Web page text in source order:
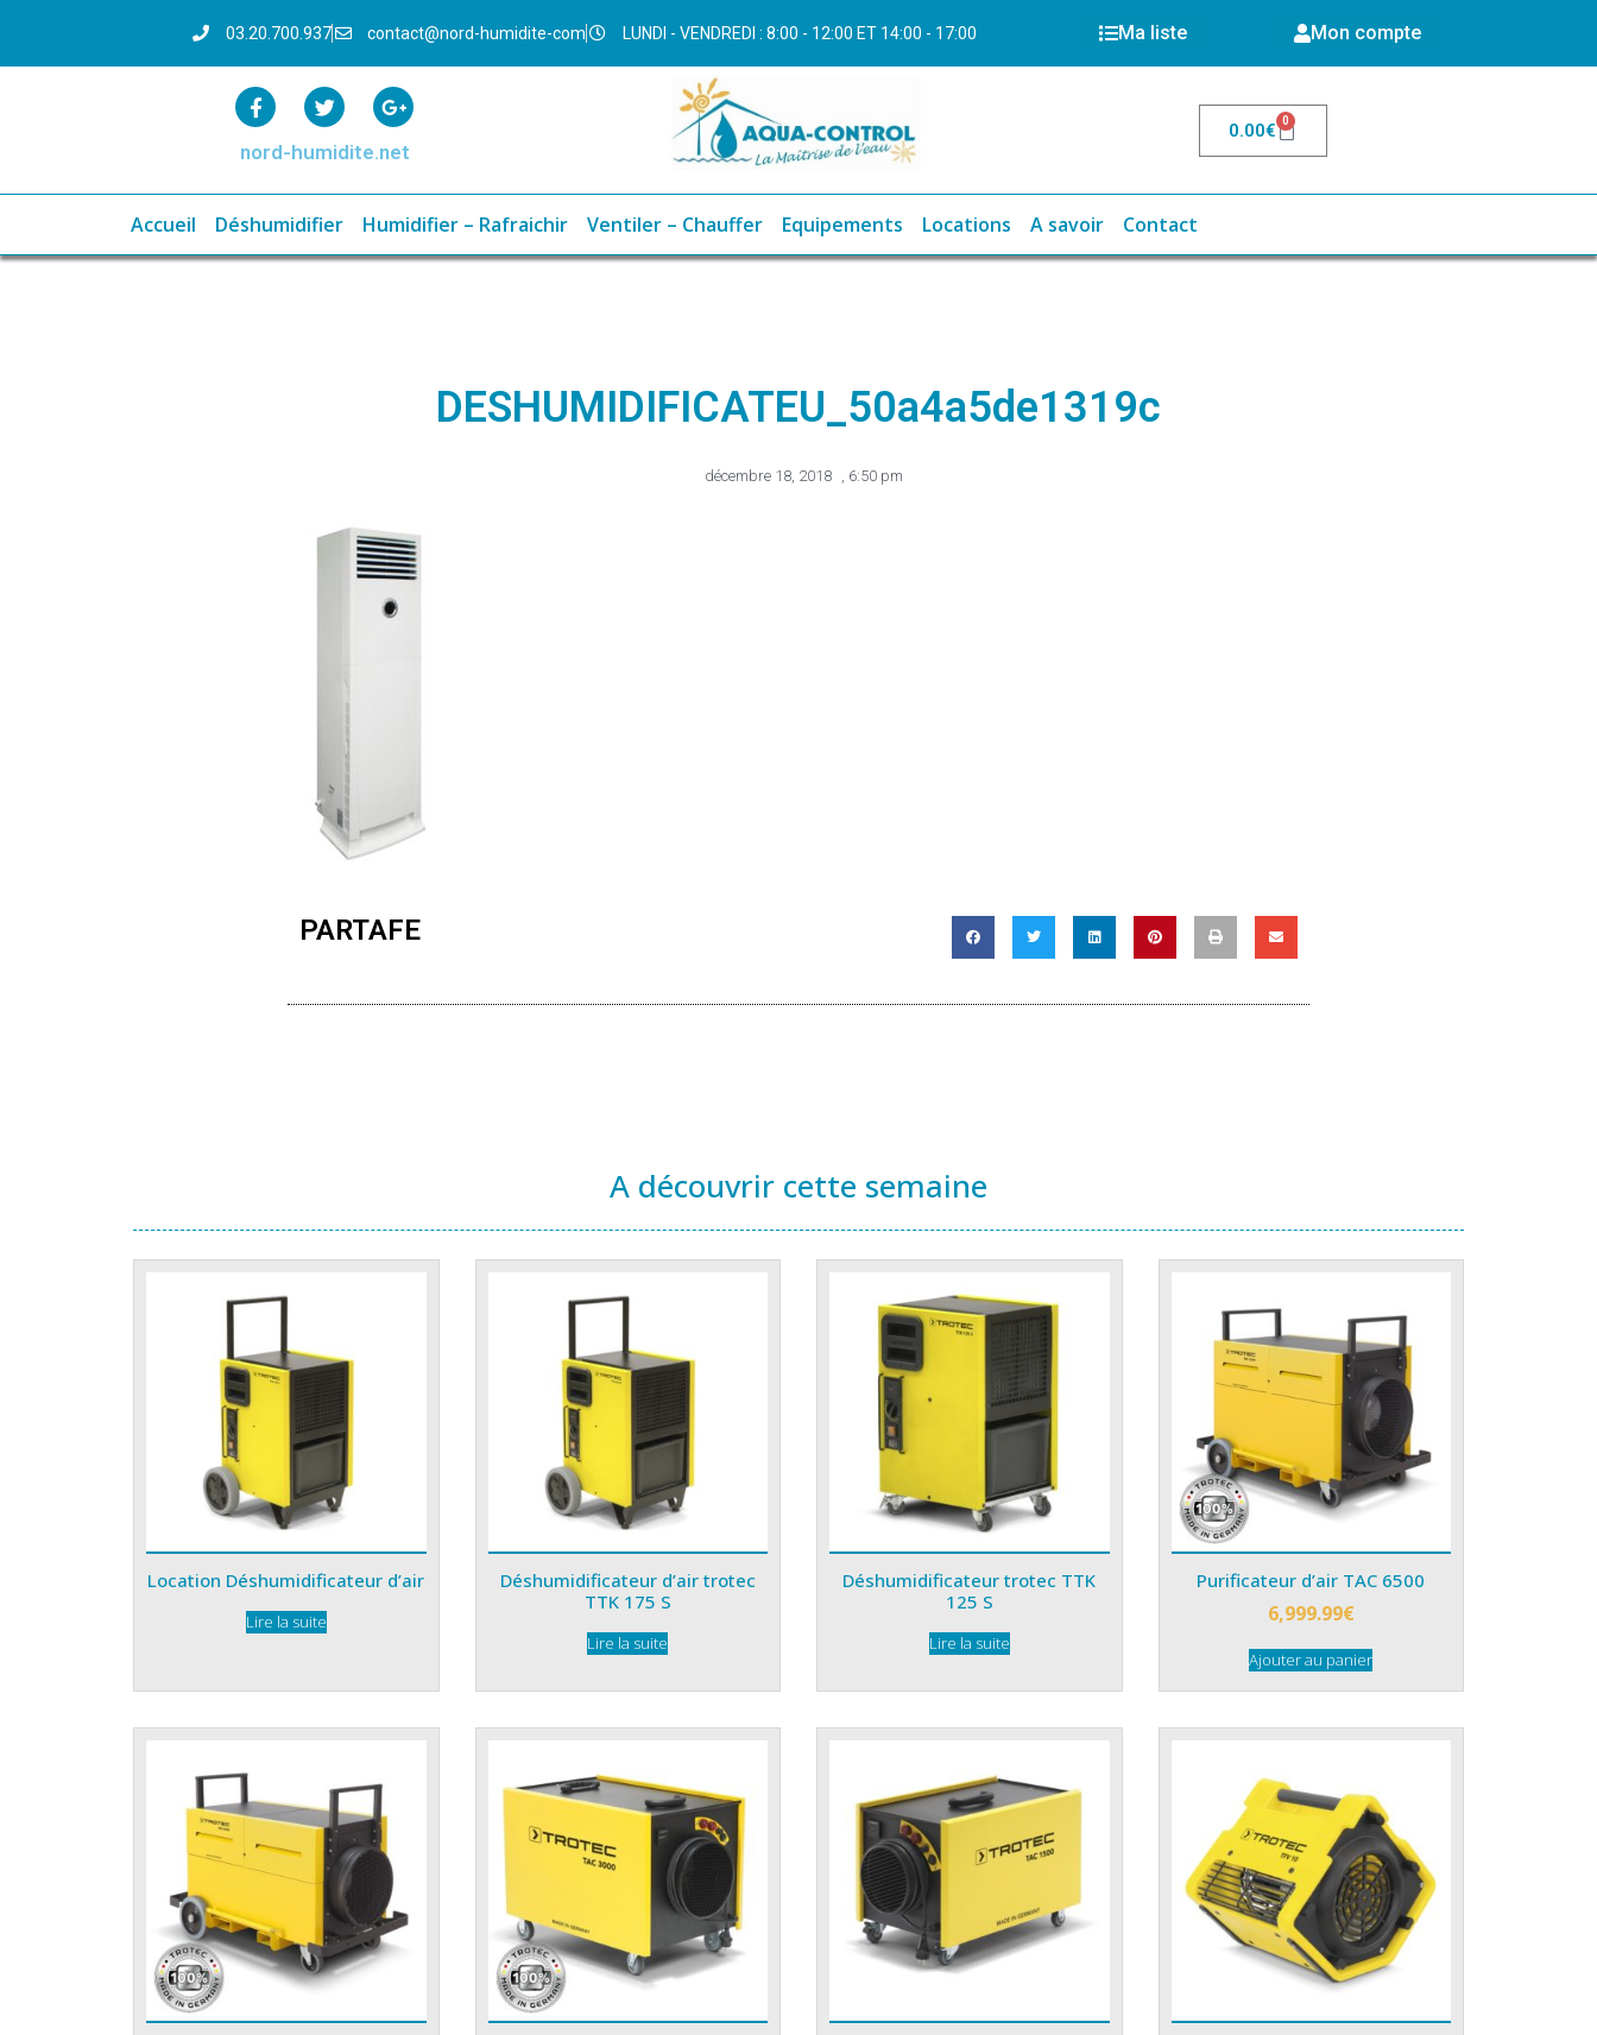
03.20.700.937 contact@nord-humidite-com LUNDI - VENDREDI : 8:00 - 12:00 ET 14:00 - 17:00 Ma liste Mon compte
nord-humidite.net
0.00€ 0
Accueil Déshumidifier Humidifier – Rafraichir Ventiler – Chauffer Equipements Locations A savoir Contact
DESHUMIDIFICATEU_50a4a5de1319c
décembre 18, 2018 6:50 pm
PARTAFE
A découvrir cette semaine
Location Déshumidificateur d’air
Lire la suite
Déshumidificateur d’air trotec
TTK 175 S
Lire la suite
Déshumidificateur trotec TTK
125 S
Lire la suite
Purificateur d’air TAC 6500
6,999.99€
Ajouter au panier